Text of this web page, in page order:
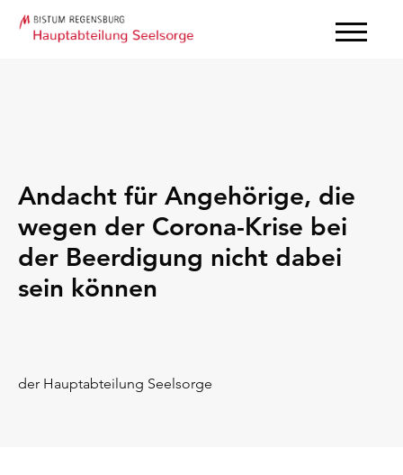
Andacht für Angehörige, die
wegen der Corona-Krise bei
der Beerdigung nicht dabei
sein können
der Hauptabteilung Seelsorge